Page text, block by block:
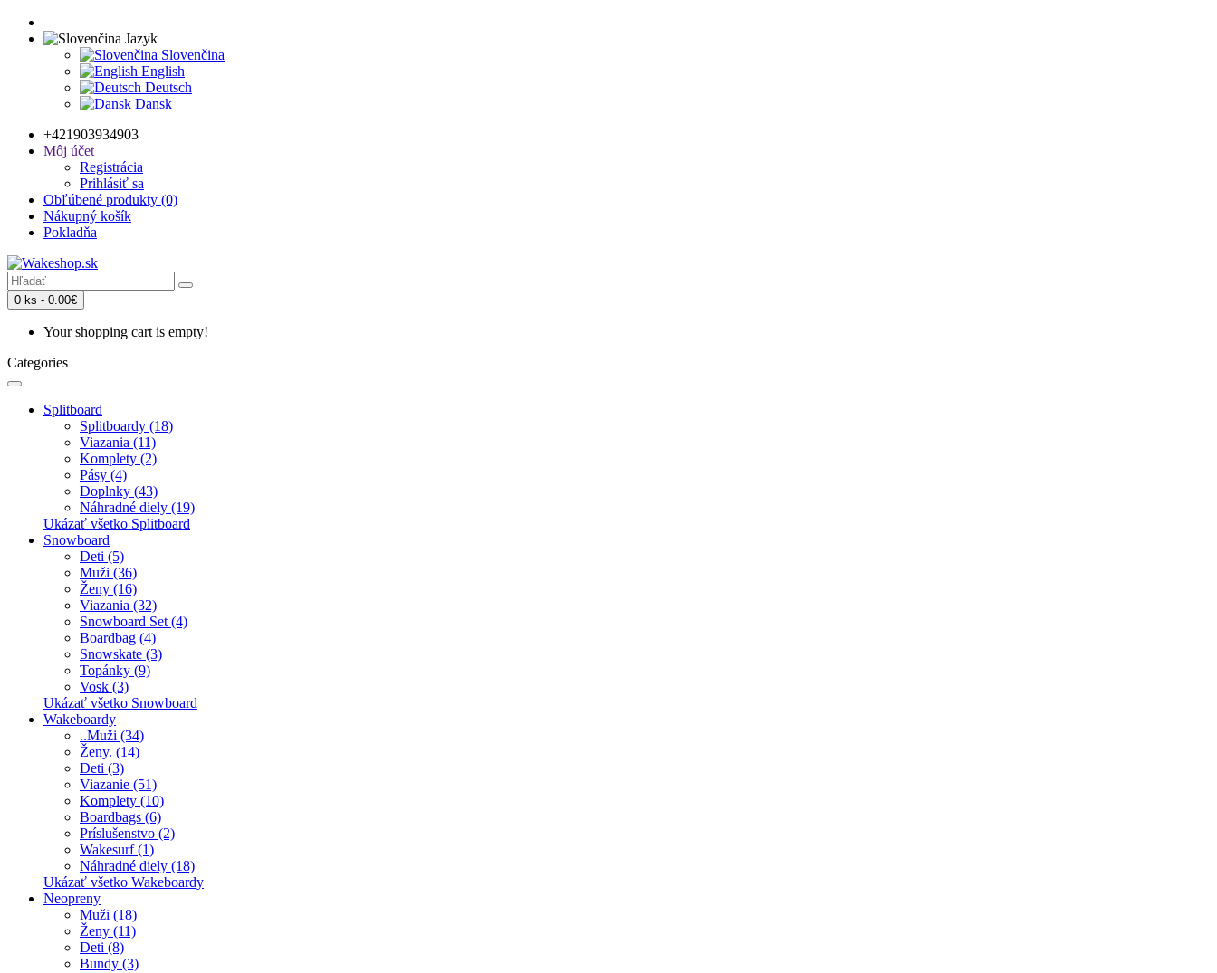
Jazyk
Slovenčina
English
Deutsch
Dansk
+421903934903
Môj účet
Registrácia
Prihlásiť sa
Obľúbené produkty (0)
Nákupný košík
Pokladňa
0 ks - 0.00€
Your shopping cart is empty!
Categories
Splitboard
Splitboardy (18)
Viazania (11)
Komplety (2)
Pásy (4)
Doplnky (43)
Náhradné diely (19)
Ukázať všetko Splitboard
Snowboard
Deti (5)
Muži (36)
Ženy (16)
Viazania (32)
Snowboard Set (4)
Boardbag (4)
Snowskate (3)
Topánky (9)
Vosk (3)
Ukázať všetko Snowboard
Wakeboardy
..Muži (34)
Ženy. (14)
Deti (3)
Viazanie (51)
Komplety (10)
Boardbags (6)
Príslušenstvo (2)
Wakesurf (1)
Náhradné diely (18)
Ukázať všetko Wakeboardy
Neopreny
Muži (18)
Ženy (11)
Deti (8)
Bundy (3)